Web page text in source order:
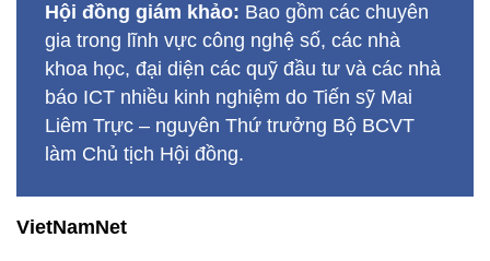
Hội đồng giám khảo: Bao gồm các chuyên
gia trong lĩnh vực công nghệ số, các nhà
khoa học, đại diện các quỹ đầu tư và các nhà
báo ICT nhiều kinh nghiệm do Tiến sỹ Mai
Liêm Trực – nguyên Thứ trưởng Bộ BCVT
làm Chủ tịch Hội đồng.
VietNamNet